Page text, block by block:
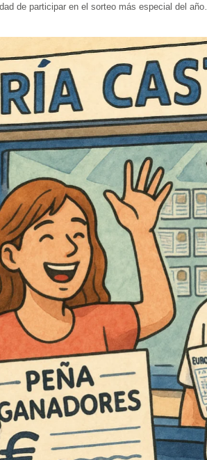
de participar en el sorteo más especial del